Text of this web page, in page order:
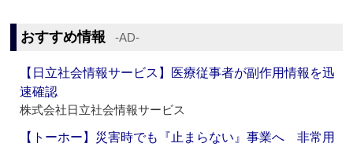
おすすめ情報 ‐AD‐
【日立社会情報サービス】医療従事者が副作用情報を迅
速確認
株式会社日立社会情報サービス
【トーホー】災害時でも『止まらない』事業へ 非常用